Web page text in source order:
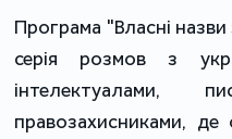
Програма "Власні
серія розмов з
інтелектуалами,
правозахисниками,